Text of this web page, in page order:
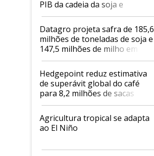
PIB da cadeia da soja e
biodiesel em 2026
Datagro projeta safra de 185,6
milhões de toneladas de soja e
147,5 milhões de milho em
2026/27
Hedgepoint reduz estimativa
de superávit global do café
para 8,2 milhões de sacas
Agricultura tropical se adapta
ao El Niño